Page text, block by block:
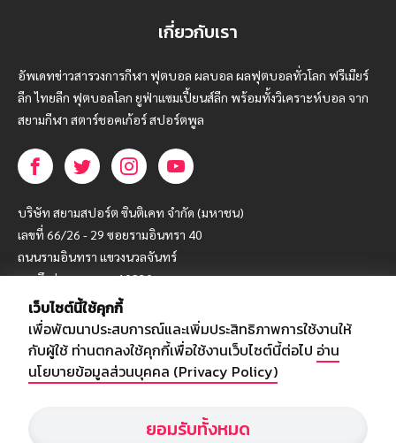
เกี่ยวกับเรา
อัพเดทข่าวสารวงการกีฬา ฟุตบอล ผลบอล ผลฟุตบอลทั่วโลก ฟรีเมียร์
ลีก ไทยลีก ฟุตบอลโลก ยูฟ่าแซมเปี้ยนส์ลีก พร้อมทั้งวิเคราะห์บอล จาก
สยามกีฬา สตาร์ชอคเก้อร์ สปอร์ตพูล
บริษัท สยามสปอร์ต ซินติเคท จำกัด (มหาชน)
เลขที่ 66/26 - 29 ซอยรามอินทรา 40
ถนนรามอินทรา แขวงนวลจันทร์
เขตบึงกุ่ม กรุงเทพฯ 10230
โทร : 02-5088-000
อีเมล์ : webmaster@siamsport.co.th
เว็บไซต์ : www.siamsport.co.th
เว็บไซต์นี้ใช้คุกกี้
เพื่อพัฒนาประสบการณ์และเพิ่มประสิทธิภาพการใช้งานให้
กับผู้ใช้ ท่านตกลงใช้คุกกี้เพื่อใช้งานเว็บไซต์นี้ต่อไป อ่าน
นโยบายข้อมูลส่วนบุคคล (Privacy Policy)
ยอมรับทั้งหมด